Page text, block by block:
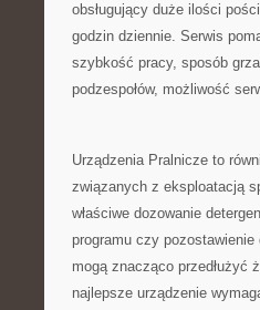
obsługujący duże ilości
godzin dziennie. Serwis
szybkość pracy, sposób
podzespołów, możliwość
Urządzenia Pralnicze to
związanych z eksploatacją
właściwe dozowanie
programu czy
mogą znacząco przedłużyć
najlepsze urządzenie